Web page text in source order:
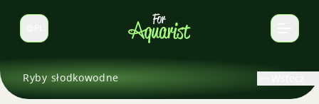
Zmień język
Ryby słodkowodne